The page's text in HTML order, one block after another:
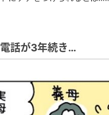
話が3年続き…